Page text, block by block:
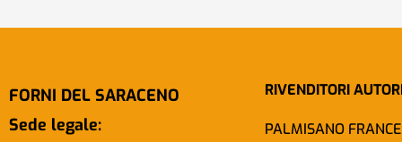
FORNI DEL SARACENO
Sede legale:
RIVENDITORI
PALMISANO